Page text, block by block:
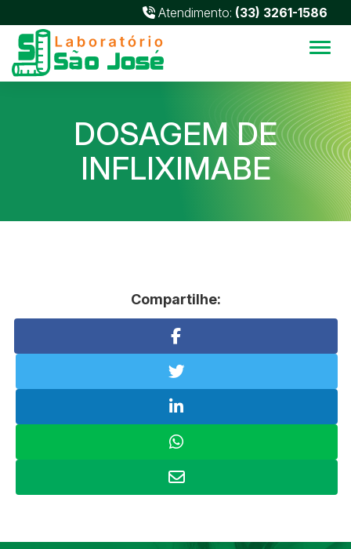
Atendimento: (33) 3261-1586
DOSAGEM DE
INFLIXIMABE
Compartilhe: